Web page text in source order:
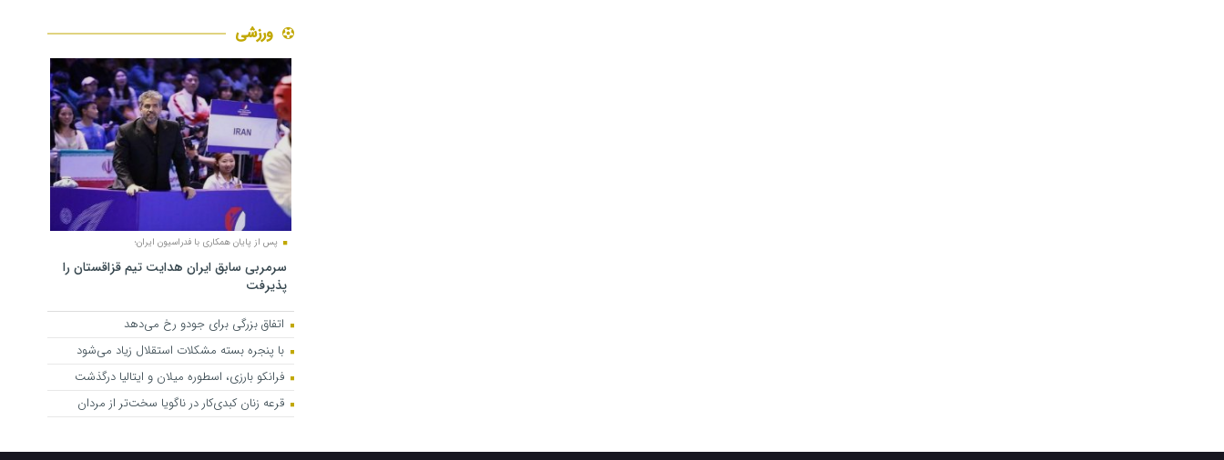
ورزشی
پس از پایان همکاری با فدراسیون ایران؛
سرمربی سابق ایران هدایت تیم قزاقستان را
پذیرفت
اتفاق بزرگی برای جودو رخ می‌دهد
با پنجره بسته مشکلات استقلال زیاد می‌شود
فرانکو بارزی، اسطوره میلان و ایتالیا درگذشت
قرعه زنان کبدی‌کار در ناگویا سخت‌تر از مردان